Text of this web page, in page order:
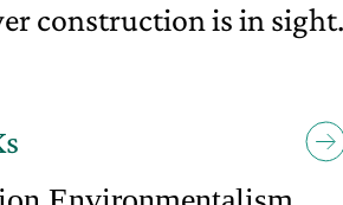
construction is in sight.